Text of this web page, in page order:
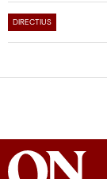
DIRECTIUS